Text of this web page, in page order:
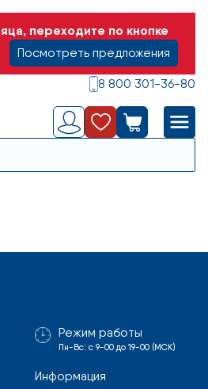
переходите по кнопке
Посмотреть предложения
8 800 301-36-80
Режим работы
Пн-Вс: с 9-00 до 19-00 (МСК)
Информация